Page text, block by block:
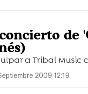
de
a Tribal Music
2009 12:19